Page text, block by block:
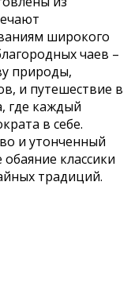
широкого
чаев –
природы,
и путешествие в
где каждый
в себе.
и утонченный
классики
традиций.